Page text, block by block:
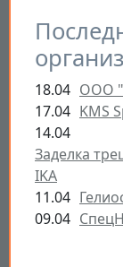
18.04 ООО
17.04 KMS
14.04
Заделка
IKA
11.04
09.04